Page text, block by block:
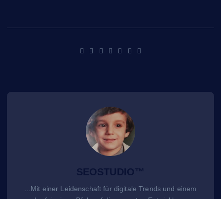
SEOSTUDIO™
...Mit einer Leidenschaft für digitale Trends und einem